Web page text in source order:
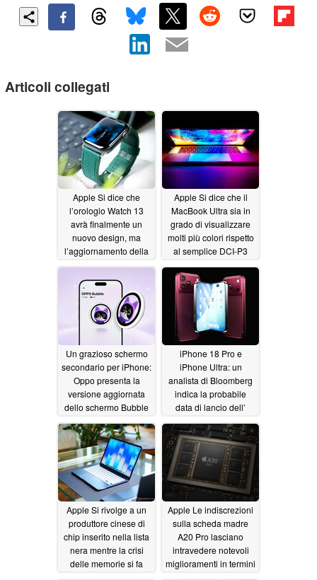
Articoli collegati
Apple Si dice che
l’orologio Watch 13
avrà finalmente un
nuovo design, ma
l’aggiornamento della
07/01/2026
Apple Si dice che il
MacBook Ultra sia in
grado di visualizzare
molti più colori rispetto
al semplice DCI-P3
06/30/2026
Un grazioso schermo
secondario per iPhone:
Oppo presenta la
versione aggiornata
dello schermo Bubble
06/30/2026
iPhone 18 Pro e
iPhone Ultra: un
analista di Bloomberg
indica la probabile
data di lancio dell’
06/29/2026
Apple Si rivolge a un
produttore cinese di
chip inserito nella lista
nera mentre la crisi
delle memorie si fa
Apple Le indiscrezioni
sulla scheda madre
A20 Pro lasciano
intravedere notevoli
miglioramenti in termini